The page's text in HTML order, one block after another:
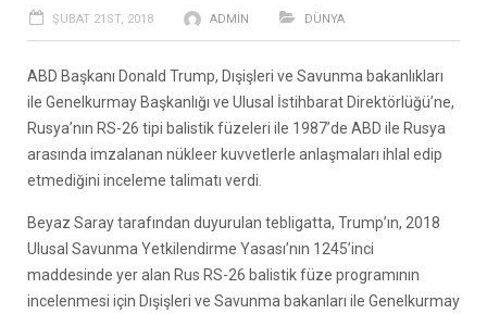
ŞUBAT 21ST, 2018 ADMIN DÜNYA
ABD Başkanı Donald Trump, Dışişleri ve Savunma bakanlıkları
ile Genelkurmay Başkanlığı ve Ulusal İstihbarat Direktörlüğü’ne,
Rusya’nın RS-26 tipi balistik füzeleri ile 1987’de ABD ile Rusya
arasında imzalanan nükleer kuvvetlerle anlaşmaları ihlal edip
etmediğini inceleme talimatı verdi.
Beyaz Saray tarafından duyurulan tebligatta, Trump’ın, 2018
Ulusal Savunma Yetkilendirme Yasası’nın 1245’inci
maddesinde yer alan Rus RS-26 balistik füze programının
incelenmesi için Dışişleri ve Savunma bakanları ile Genelkurmay